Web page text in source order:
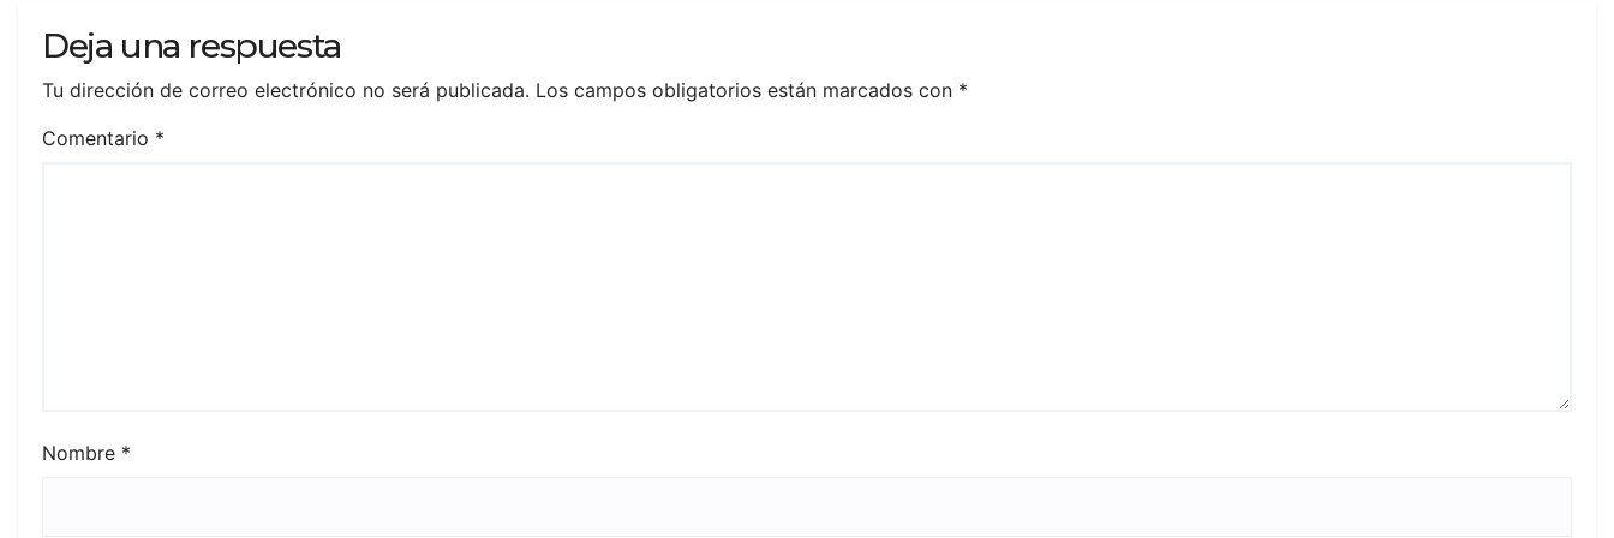
Deja una respuesta
Tu dirección de correo electrónico no será publicada. Los campos obligatorios están marcados con *
Comentario *
Nombre *